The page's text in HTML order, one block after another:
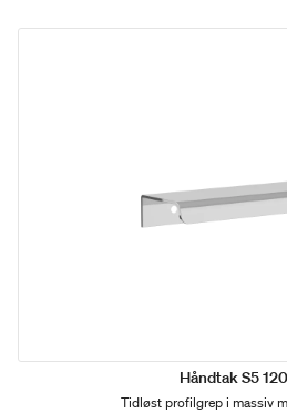
Håndtak S5
Tidløst profilgrep i massiv